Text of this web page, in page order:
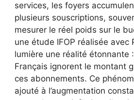
services, les foyers
plusieurs souscriptions,
mesurer le réel poids sur le
une étude IFOP réalisée avec
lumière une réalité étonnante
Français ignorent le montant
ces abonnements. Ce
ajouté à l’augmentation